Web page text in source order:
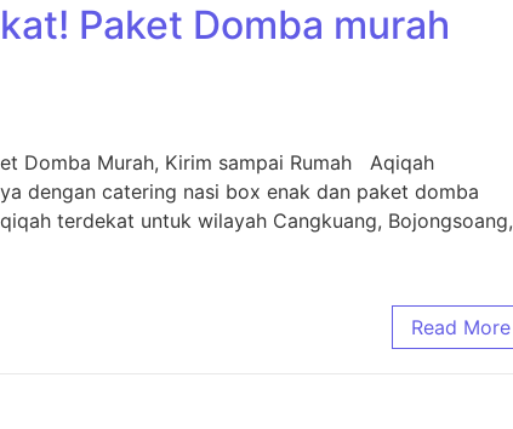
Paket Domba murah
Domba Murah, Kirim sampai Rumah Aqiqah
dengan catering nasi box enak dan paket domba
terdekat untuk wilayah Cangkuang, Bojongsoang,
Read More